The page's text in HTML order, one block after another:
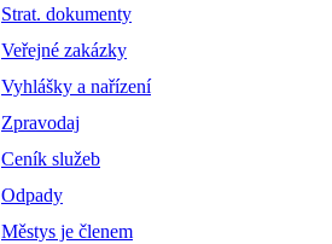
Strat. dokumenty
Veřejné zakázky
Vyhlášky a nařízení
Zpravodaj
Ceník služeb
Odpady
Městys je členem